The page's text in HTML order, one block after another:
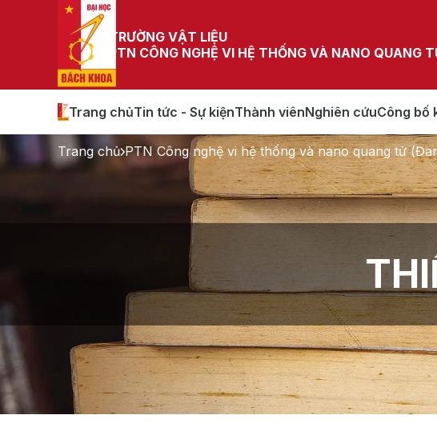
TRƯỜNG VẬT LIỆU
PTN CÔNG NGHỆ VI HỆ THỐNG VÀ NANO QUANG
Trang chủTin tức - Sự kiệnThành viênNghiên cứuCông bố
Trang chủ PTN Công nghệ vi hệ thống và nano quang tử